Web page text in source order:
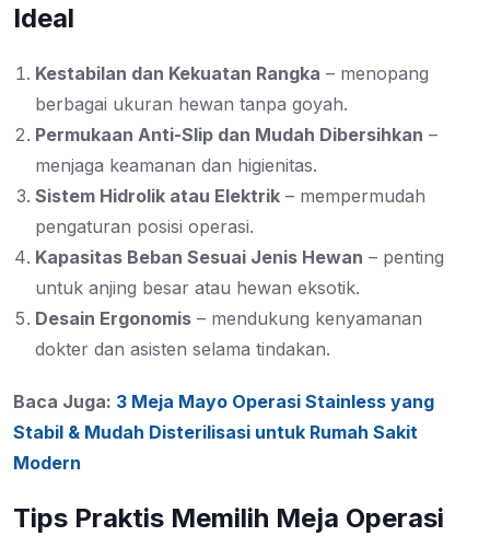
Ideal
Kestabilan dan Kekuatan Rangka – menopang
berbagai ukuran hewan tanpa goyah.
Permukaan Anti-Slip dan Mudah Dibersihkan –
menjaga keamanan dan higienitas.
Sistem Hidrolik atau Elektrik – mempermudah
pengaturan posisi operasi.
Kapasitas Beban Sesuai Jenis Hewan – penting
untuk anjing besar atau hewan eksotik.
Desain Ergonomis – mendukung kenyamanan
dokter dan asisten selama tindakan.
Baca Juga: 3 Meja Mayo Operasi Stainless yang
Stabil & Mudah Disterilisasi untuk Rumah Sakit
Modern
Tips Praktis Memilih Meja Operasi